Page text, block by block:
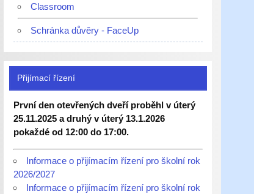
Classroom
Schránka důvěry - FaceUp
Přijímací řízení
První den otevřených dveří proběhl v úterý
25.11.2025 a druhý v úterý 13.1.2026
pokaždé od 12:00 do 17:00.
Informace o přijímacím řízení pro školní rok
2026/2027
Informace o přijímacím řízení pro školní rok